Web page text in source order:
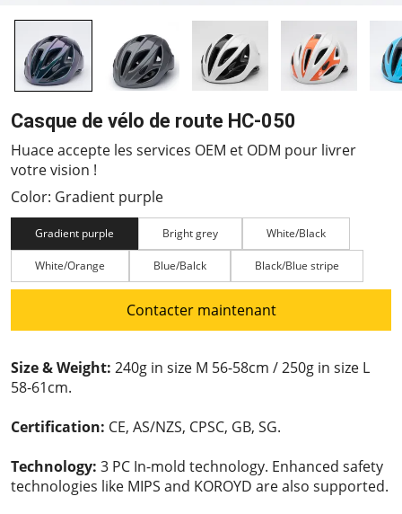
Casque de vélo de route HC-050
Huace accepte les services OEM et ODM pour livrer
votre vision !
Color: Gradient purple
Gradient purple Bright grey White/Black
White/Orange Blue/Balck Black/Blue stripe
Contacter maintenant
Size & Weight: 240g in size M 56-58cm / 250g in size L
58-61cm.
Certification: CE, AS/NZS, CPSC, GB, SG.
Technology: 3 PC In-mold technology. Enhanced safety
technologies like MIPS and KOROYD are also supported.